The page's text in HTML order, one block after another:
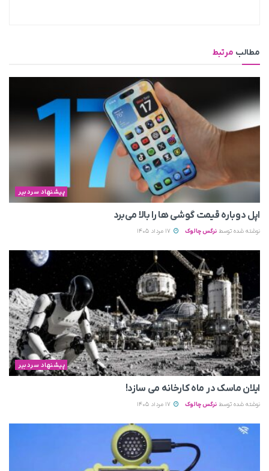
مطالب مرتبط
پیشنهاد سردبیر
اپل دوباره قیمت‌ گوشی ها را بالا می‌برد
نوشته شده توسط نرگس چالوک
پیشنهاد سردبیر
ایلان ماسک در ماه کارخانه می سازد!
نوشته شده توسط نرگس چالوک